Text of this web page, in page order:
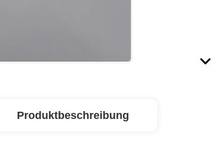
Produktbeschreibung